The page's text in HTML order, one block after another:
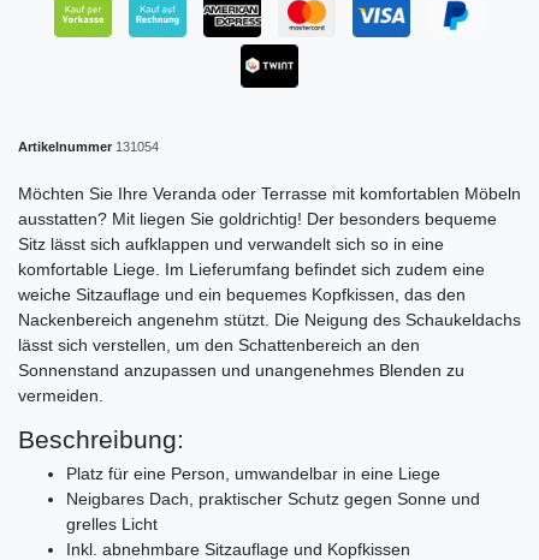
Artikelnummer 131054
Möchten Sie Ihre Veranda oder Terrasse mit komfortablen Möbeln
ausstatten? Mit liegen Sie goldrichtig! Der besonders bequeme
Sitz lässt sich aufklappen und verwandelt sich so in eine
komfortable Liege. Im Lieferumfang befindet sich zudem eine
weiche Sitzauflage und ein bequemes Kopfkissen, das den
Nackenbereich angenehm stützt. Die Neigung des Schaukeldachs
lässt sich verstellen, um den Schattenbereich an den
Sonnenstand anzupassen und unangenehmes Blenden zu
vermeiden.
Beschreibung:
Platz für eine Person, umwandelbar in eine Liege
Neigbares Dach, praktischer Schutz gegen Sonne und
grelles Licht
Inkl. abnehmbare Sitzauflage und Kopfkissen